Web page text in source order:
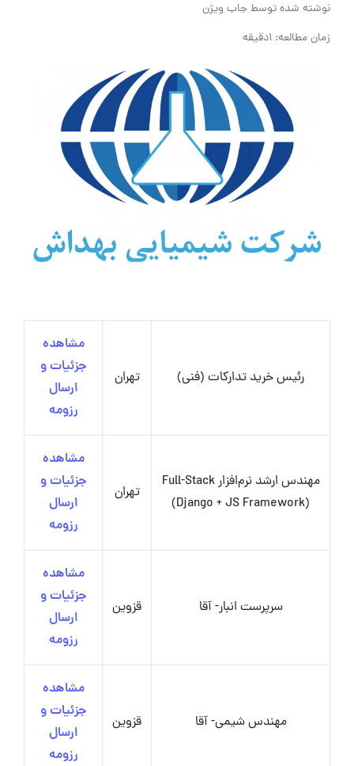
نوشته شده توسطجاب ویژن
زمان مطالعه: 1دقیقه
رئیس خرید تدارکات (فنی) تهران
مشاهده
جزئیات و
ارسال
رزومه
مهندس ارشد نرم‌افزار Full-Stack
(Django + JS Framework)
تهران
مشاهده
جزئیات و
ارسال
رزومه
سرپرست انبار- آقا قزوین
مشاهده
جزئیات و
ارسال
رزومه
مهندس شیمی- آقا قزوین
مشاهده
جزئیات و
ارسال
رزومه